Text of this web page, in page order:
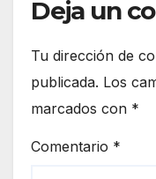
Deja un
Tu dirección de
publicada. Los
marcados con *
Comentario *